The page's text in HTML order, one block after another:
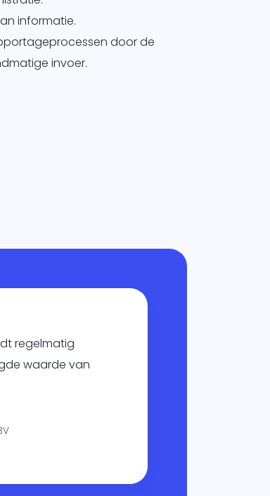
informatie.
door de
invoer.
regelmatig
waarde van